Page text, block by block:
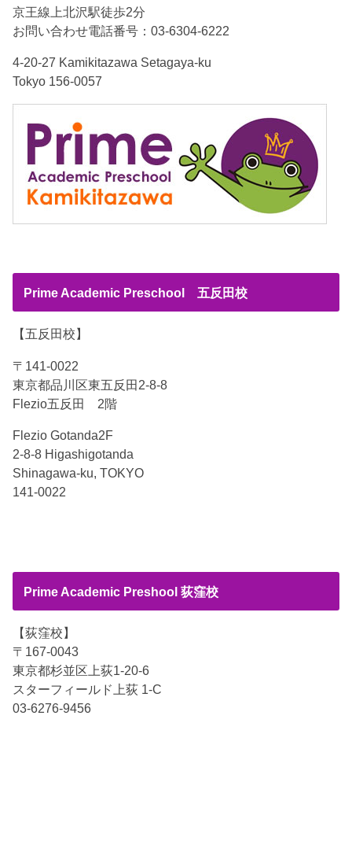
京王線上北沢駅徒歩2分
お問い合わせ電話番号：03-6304-6222
4-20-27 Kamikitazawa Setagaya-ku
Tokyo 156-0057
Prime Academic Preschool 五反田校
【五反田校】
〒141-0022
東京都品川区東五反田2-8-8
Flezio五反田 2階
Flezio Gotanda2F
2-8-8 Higashigotanda
Shinagawa-ku, TOKYO
141-0022
Prime Academic Preshool 荻窪校
【荻窪校】
〒167-0043
東京都杉並区上荻1-20-6
スターフィールド上荻 1-C
03-6276-9456